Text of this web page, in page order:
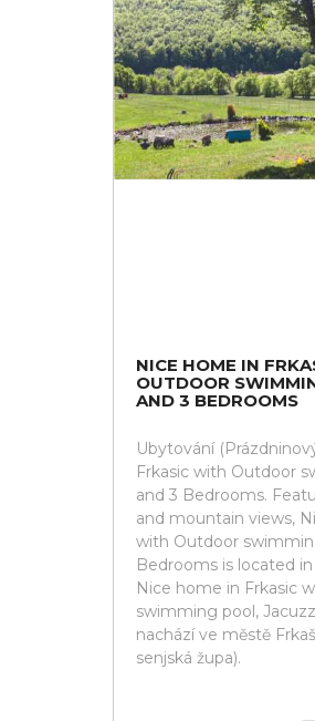
NICE HOME IN
OUTDOOR
AND 3 BEDROOMS
Ubytování
Frkasic with Outdoor
and 3 Bedrooms.
and mountain views,
with Outdoor
Bedrooms is located
Nice home in Frkasic
swimming pool,
nachází ve městě
senjská župa).